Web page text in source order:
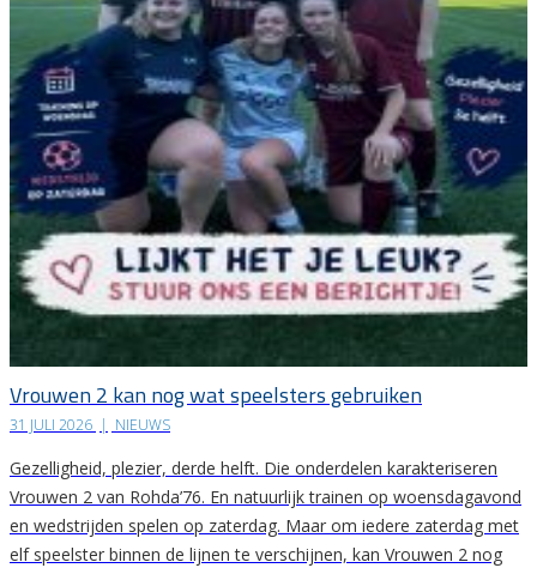
Vrouwen 2 kan nog wat speelsters gebruiken
31 JULI 2026 | NIEUWS
Gezelligheid, plezier, derde helft. Die onderdelen karakteriseren
Vrouwen 2 van Rohda’76. En natuurlijk trainen op woensdagavond
en wedstrijden spelen op zaterdag. Maar om iedere zaterdag met
elf speelster binnen de lijnen te verschijnen, kan Vrouwen 2 nog